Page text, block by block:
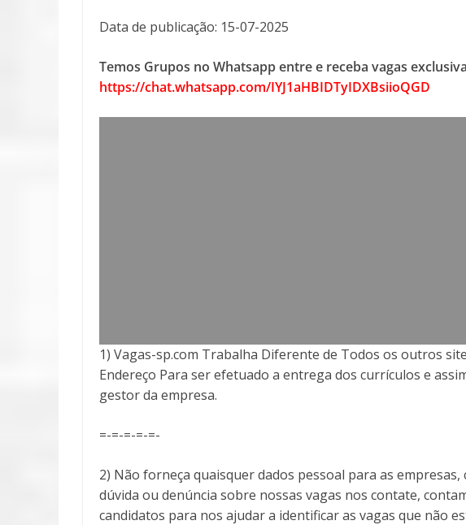
Data de publicação: 15-07-2025
Temos Grupos no Whatsapp entre e receba vagas
https://chat.whatsapp.com/IYJ1aHBIDTyIDXBsiioQGD
1) Vagas-sp.com Trabalha Diferente de Todos os outros
Endereço Para ser efetuado a entrega dos currículos e
gestor da empresa.
=-=-=-=-=-
2) Não forneça quaisquer dados pessoal para as empresas,
dúvida ou denúncia sobre nossas vagas nos contate,
candidatos para nos ajudar a identificar as vagas que não